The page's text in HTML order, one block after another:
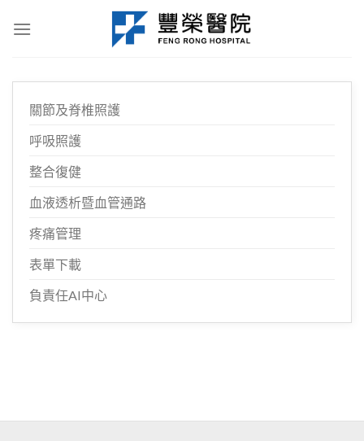
關節及脊椎照護
呼吸照護
整合復健
血液透析暨血管通路
疼痛管理
表單下載
負責任AI中心